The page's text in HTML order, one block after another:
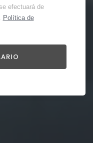
efectuará de
Política de